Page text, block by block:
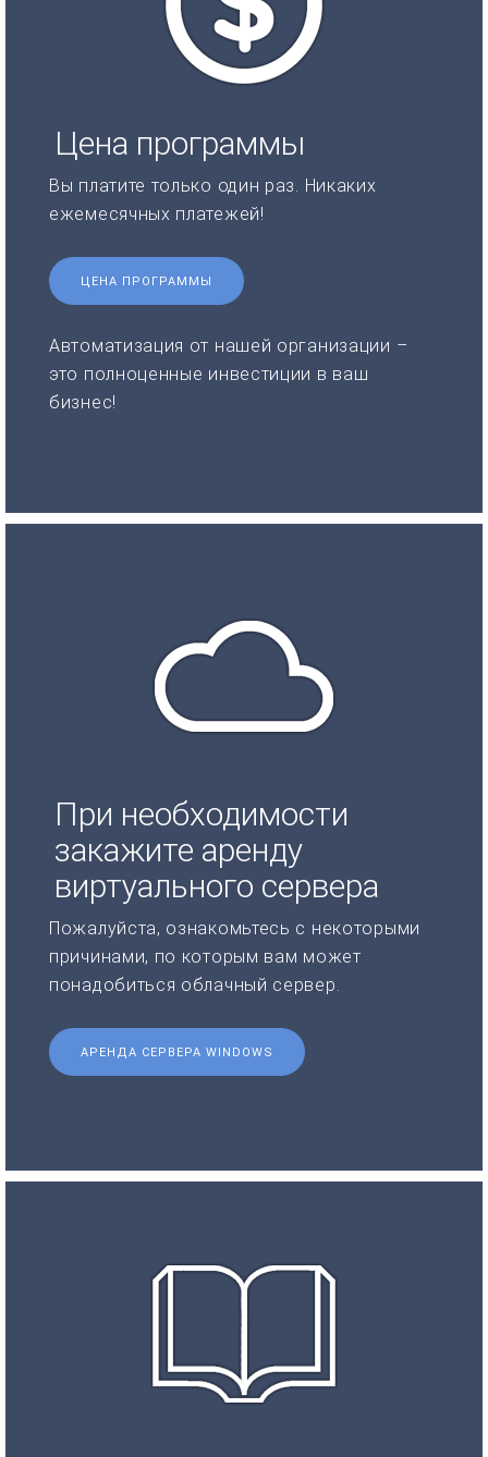
Цена программы
Вы платите только один раз. Никаких
ежемесячных платежей!
ЦЕНА ПРОГРАММЫ
Автоматизация от нашей организации –
это полноценные инвестиции в ваш
бизнес!
При необходимости
закажите аренду
виртуального сервера
Пожалуйста, ознакомьтесь с некоторыми
причинами, по которым вам может
понадобиться облачный сервер.
АРЕНДА СЕРВЕРА WINDOWS